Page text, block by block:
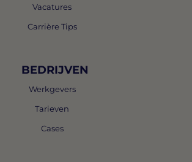
Vacatures
Carrière Tips
BEDRIJVEN
Werkgevers
Tarieven
Cases